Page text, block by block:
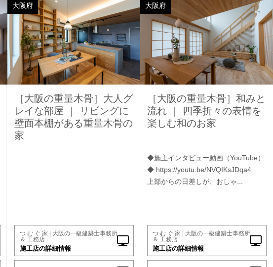
大阪府
［大阪の重量木骨］大人グ
レイな部屋 ｜ リビングに
壁面本棚がある重量木骨の
家
つ む ぐ 家 | 大阪の一級建築士事務所
＆ 工務店
施工店の詳細情報
大阪府
［大阪の重量木骨］和みと
流れ ｜ 四季折々の表情を
楽しむ和のお家
◆施主インタビュー動画（YouTube）
◆ https://youtu.be/NVQIKsJDqa4
上部からの日差しが、おしゃ...
つ む ぐ 家 | 大阪の一級建築士事務所
＆ 工務店
施工店の詳細情報